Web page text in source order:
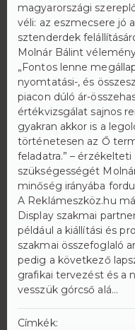
magyarországi
véli: az eszmecsere jó
sztenderdek
Molnár Bálint
„Fontos lenne
nyomtatási-, és
piacon dúló ár-
értékvizsgálat sajnos
gyakran akkor is a
történetesen az Ő
feladatra.” –
szükségességét
minőség irányába
A Reklámeszköz.hu
Display szakmai
például a kiállítási és
szakmai összefoglaló
pedig a következő
grafikai tervezést és a
vesszük górcső alá...
Címkék: